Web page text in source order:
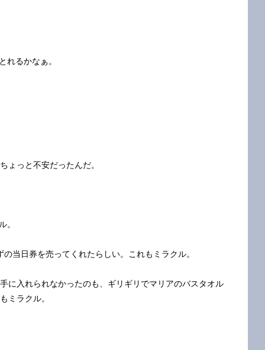
れるかなぁ。
ょっと不安だったんだ。
。
当日券を売ってくれたらしい。これもミラクル。
に入れられなかったのも、ギリギリでマリアのバスタオル
ミラクル。